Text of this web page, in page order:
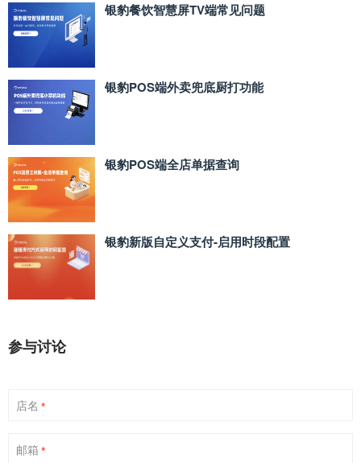
银豹餐饮智慧屏TV端常见问题
银豹POS端外卖兜底厨打功能
银豹POS端全店单据查询
银豹新版自定义支付‑启用时段配置
参与讨论
店名 *
邮箱 *